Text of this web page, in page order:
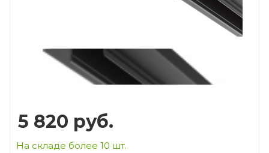
5 820 руб.
На складе более 10 шт.